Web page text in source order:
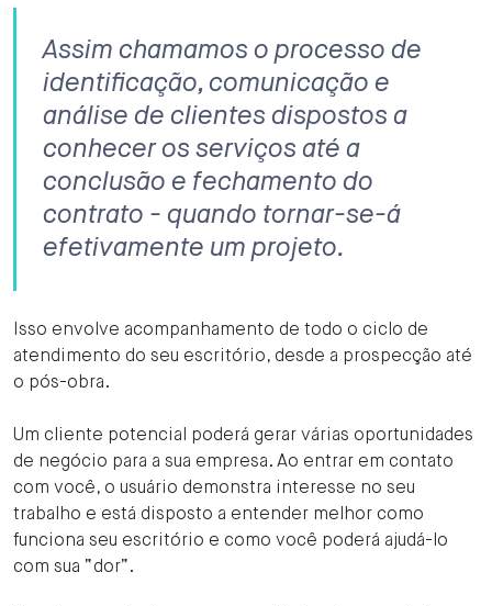
Assim chamamos o processo de
identificação, comunicação e
análise de clientes dispostos a
conhecer os serviços até a
conclusão e fechamento do
contrato - quando tornar-se-á
efetivamente um projeto.
Isso envolve acompanhamento de todo o ciclo de
atendimento do seu escritório, desde a prospecção até
o pós-obra.
Um cliente potencial poderá gerar várias oportunidades
de negócio para a sua empresa. Ao entrar em contato
com você, o usuário demonstra interesse no seu
trabalho e está disposto a entender melhor como
funciona seu escritório e como você poderá ajudá-lo
com sua “dor”.